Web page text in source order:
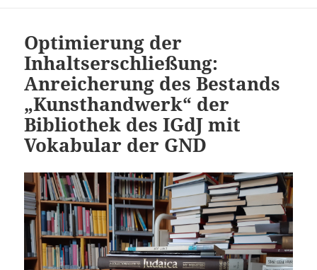
Optimierung der
Inhaltserschließung:
Anreicherung des Bestands
„Kunsthandwerk“ der
Bibliothek des IGdJ mit
Vokabular der GND